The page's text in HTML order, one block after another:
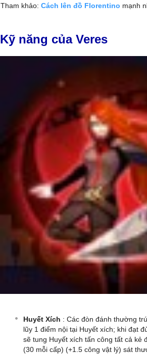
Tham khảo: Cách lên đồ Florentino mạnh
Kỹ năng của Veres
Huyết Xích : Các đòn đánh thường
lũy 1 điểm nội tại Huyết xích; khi đạt
sẽ tung Huyết xích tấn công tất cả kẻ
(30 mỗi cấp) (+1.5 công vật lý) sát